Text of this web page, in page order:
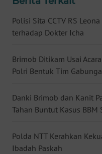
Polisi Sita CCTV RS
terhadap Dokter Icha
Brimob Ditikam Usai
Polri Bentuk Tim
Danki Brimob dan Kanit
Tahan Buntut Kasus BBM
Polda NTT Kerahkan
Ibadah Paskah
WN
NTB
WN
SULTENG
WN
SULBAR
WN
BABEL